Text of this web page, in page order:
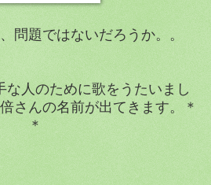
問題ではないだろうか。。
な人のために歌をうたいまし
さんの名前が出てきます。＊
＊